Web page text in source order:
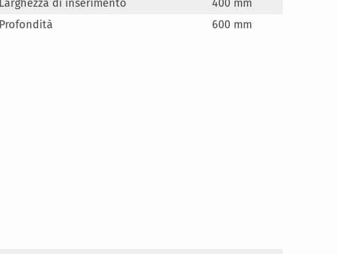
Informazioni
Larghezza di inserimento
400 mm
Profondità
600 mm